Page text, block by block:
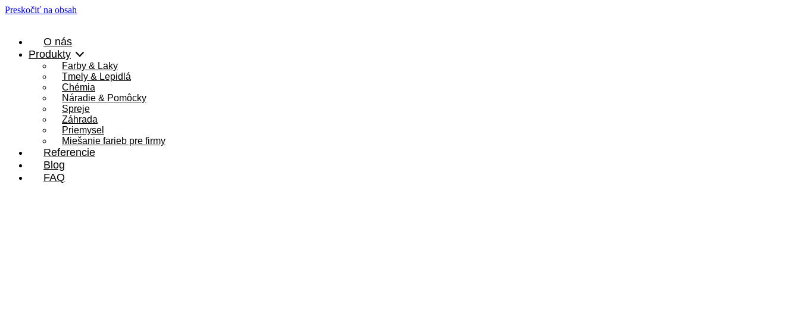
Preskočiť na obsah
O nás
Produkty
Farby & Laky
Tmely & Lepidlá
Chémia
Náradie & Pomôcky
Spreje
Záhrada
Priemysel
Miešanie farieb pre firmy
Referencie
Blog
FAQ